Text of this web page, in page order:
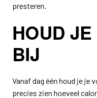
presteren.
HOUD
BIJ
Vanaf dag één houd je je
precies zien hoeveel